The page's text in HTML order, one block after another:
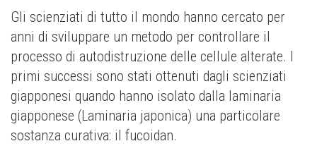
Gli scienziati di tutto il mondo hanno cercato per
anni di sviluppare un metodo per controllare il
processo di autodistruzione delle cellule alterate. I
primi successi sono stati ottenuti dagli scienziati
giapponesi quando hanno isolato dalla laminaria
giapponese (Laminaria japonica) una particolare
sostanza curativa: il fucoidan.